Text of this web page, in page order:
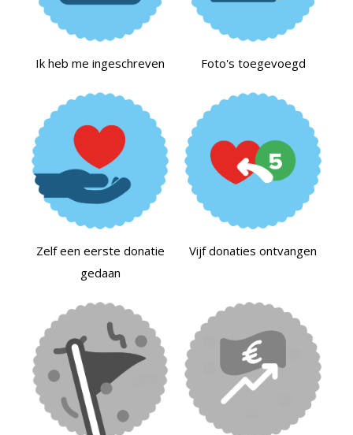
Ik heb me ingeschreven Foto's toegevoegd
Zelf een eerste donatie
gedaan
Vijf donaties ontvangen